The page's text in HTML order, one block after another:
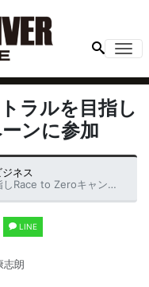
ラルを目指し
ンに参加
ジネス
to Zeroキャンペーンに参加
LINE
志朗